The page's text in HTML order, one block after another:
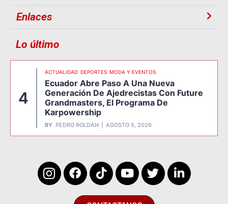
Enlaces
Lo último
4
ACTUALIDAD DEPORTES MODA Y EVENTOS
Ecuador Abre Paso A Una Nueva
Generación De Ajedrecistas Con Future
Grandmasters, El Programa De
Karpowership
BY PEDRO ROLDAN AGOSTO 5, 2026